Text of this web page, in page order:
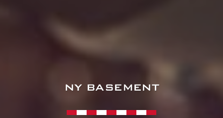
NY BASEMENT